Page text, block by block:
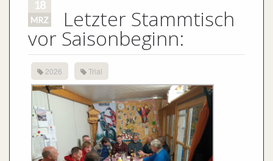
18
MRZ Letzter Stammtisch
vor Saisonbeginn:
2026 Trial